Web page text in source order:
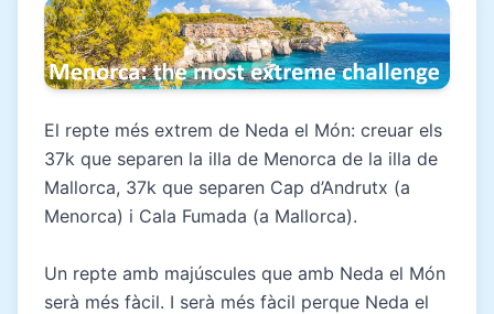
El repte més extrem de Neda el Món: creuar els
37k que separen la illa de Menorca de la illa de
Mallorca, 37k que separen Cap d’Andrutx (a
Menorca) i Cala Fumada (a Mallorca).
Un repte amb majúscules que amb Neda el Món
serà més fàcil. I serà més fàcil perque Neda el